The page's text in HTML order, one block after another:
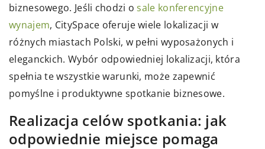
biznesowego. Jeśli chodzi osale konferencyjne
wynajem, CitySpace oferuje wiele lokalizacji w
różnych miastach Polski, w pełni wyposażonych i
eleganckich. Wybór odpowiedniej lokalizacji, która
spełnia te wszystkie warunki, może zapewnić
pomyślne i produktywne spotkanie biznesowe.
Realizacja celów spotkania: jak
odpowiednie miejsce pomaga